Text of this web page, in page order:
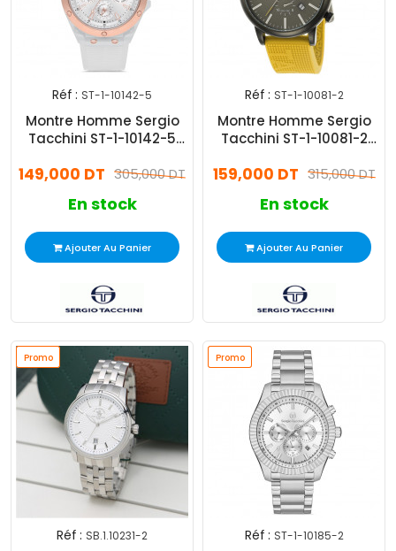
Réf : ST-1-10142-5
Montre Homme Sergio
Tacchini ST-1-10142-5
305,000 DT
149,000 DT
En stock
Ajouter Au Panier
Réf : ST-1-10081-2
Montre Homme Sergio
Tacchini ST-1-10081-2
315,000 DT
159,000 DT
En stock
Ajouter Au Panier
Promo
Promo
Réf : SB.1.10231-2
Promo
Promo
Réf : ST-1-10185-2